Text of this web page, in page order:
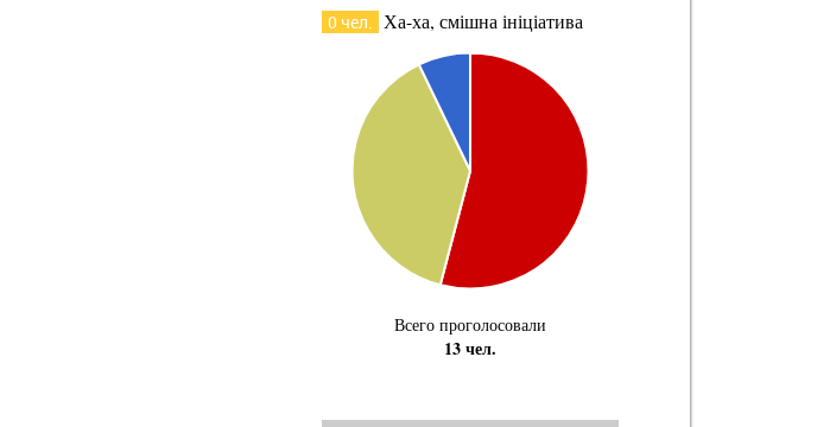
0 чел. Ха-ха, смішна ініціатива
Всего проголосовали
13 чел.